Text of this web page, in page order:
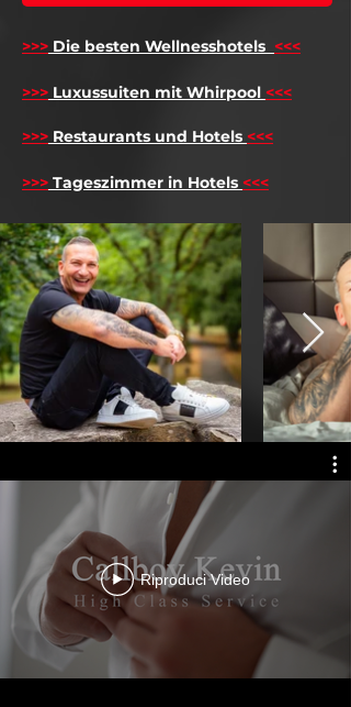
>>> Die besten Wellnesshotels <<<
>>> Luxussuiten mit Whirpool <<<
>>> Restaurants und Hotels <<<
>>> Tageszimmer in Hotels <<<
Riproduci Video